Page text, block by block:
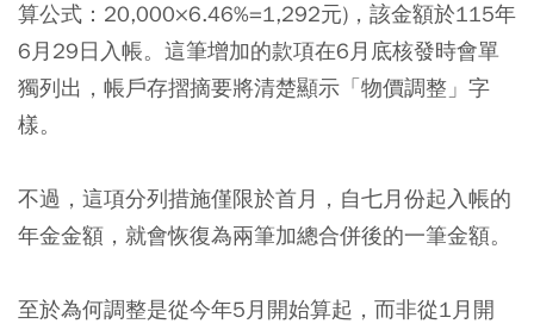
算公式：20,000×6.46%=1,292元)，該金額於115年
6月29日入帳。 這筆增加的款項在6月底核發時會單
獨列出，帳戶存摺摘要將清楚顯示「物價調整」字
樣。
不過，這項分列措施僅限於首月，自七月份起入帳的
年金金額，就會恢復為兩筆加總合併後的一筆金額。
至於為何調整是從今年5月開始算起，而非從1月開